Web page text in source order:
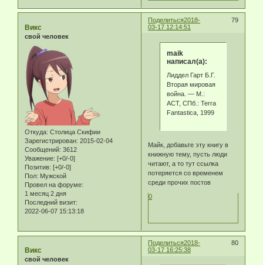
Поделиться 79
2018-
03-17 12:14:51
Викс
свой человек
Откуда: Столица Скифии
Зарегистрирован: 2015-02-04
Сообщений: 3612
Уважение: [+0/-0]
Позитив: [+0/-0]
Пол: Мужской
Провел на форуме:
1 месяц 2 дня
Последний визит:
2022-06-07 15:13:18
maik
написал(а):
Лиддел Гарт Б.Г.
Вторая мировая
война. — М.:
АСТ, СПб.: Terra
Fantastica, 1999
Майк, добавьте эту книгу в
книжную тему, пусть люди
читают, а то тут ссылка
потеряется со временем
среди прочих постов
0
Поделиться 80
2018-
03-17 16:25:38
Викс
свой человек